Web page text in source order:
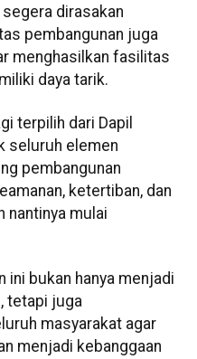
dirasakan
pembangunan juga
menghasilkan fasilitas
daya tarik.
terpilih dari Dapil
seluruh elemen
pembangunan
ketertiban, dan
nantinya mulai
ini bukan hanya menjadi
tetapi juga
masyarakat agar
menjadi kebanggaan